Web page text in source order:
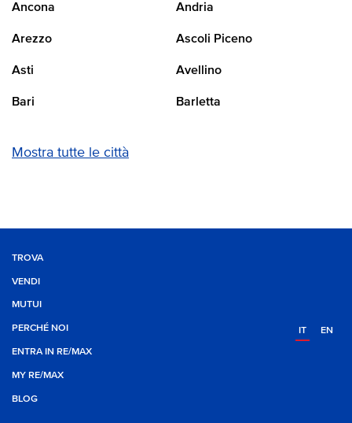
Ancona Andria
Arezzo Ascoli Piceno
Asti Avellino
Bari Barletta
Mostra tutte le città
TROVA
VENDI
MUTUI
PERCHÉ NOI
ENTRA IN RE/MAX
MY RE/MAX
BLOG
IT EN